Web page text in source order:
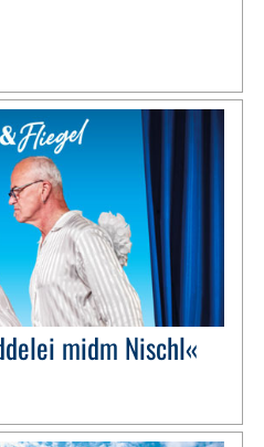
midm Nischl«